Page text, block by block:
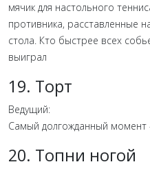
мячик для настольного
противника, расставленные
стола. Кто быстрее всех
выиграл
19. Торт
Ведущий:
Самый долгожданный момент
20. Топни ногой